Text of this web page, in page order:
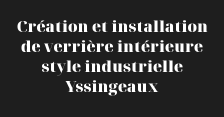
Création et installation
de verrière intérieure
style industrielle
Yssingeaux